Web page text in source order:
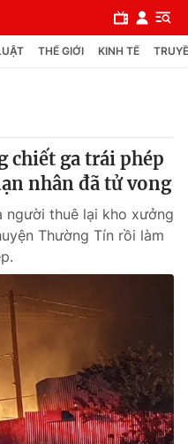
THẾ GIỚI KINH TẾ
chiết ga trái phép
nhân đã tử vong
người thuê lại kho xưởng
Thường Tín rồi làm